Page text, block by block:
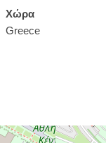
Χώρα
Greece